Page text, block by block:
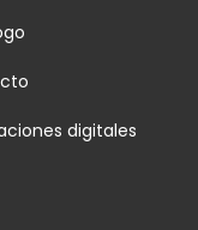
digitales